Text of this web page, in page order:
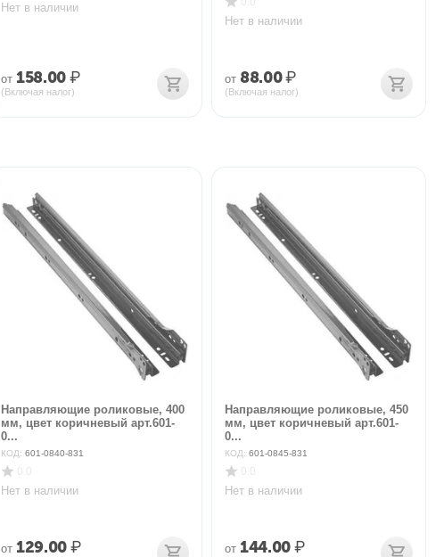
Нет в наличии
от 158.00₽
(Включая налог)
Нет в наличии
от 88.00₽
(Включая налог)
Направляющие роликовые, 400
мм, цвет коричневый арт.601-
0...
КОД: 601-0840-831
Нет в наличии
от 129.00₽
Направляющие роликовые, 450
мм, цвет коричневый арт.601-
0...
КОД: 601-0845-831
Нет в наличии
от 144.00₽